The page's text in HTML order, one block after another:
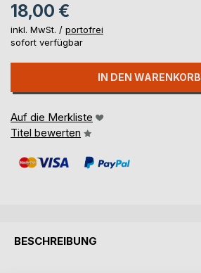
18,00 €
inkl. MwSt. / portofrei
sofort verfügbar
IN DEN WARENKORB
Auf die Merkliste
Titel bewerten
BESCHREIBUNG